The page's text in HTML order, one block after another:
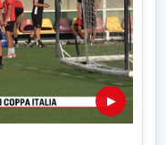
▶